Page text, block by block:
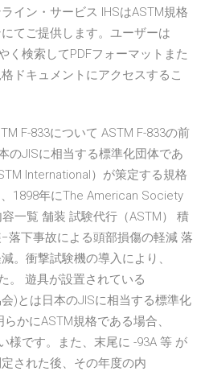
イン・サービス IHSはASTM規格
てご提供します。ユーザーは
く検索してPDFフォーマットまた
ドキュメントにアクセスするこ
F-833について ASTM F-833の前
のJISに相当する標準化団体であ
International）が策定する規格
1898年にThe American Society
一覧 舗装 試験代行（ASTM） 積
落下事故による頭部損傷の軽減 落
。衝撃試験機の導入により、
。 遊具が設置されている
)とは日本のJISに相当する標準化
かにASTM規格である場合、
様です。また、末尾に -93A 等 が
された後、その年度の内